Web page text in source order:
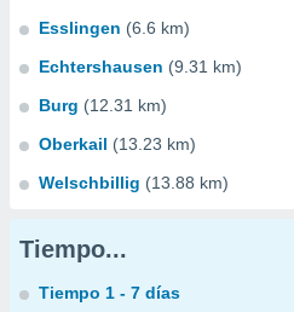
Esslingen (6.6 km)
Echtershausen (9.31 km)
Burg (12.31 km)
Oberkail (13.23 km)
Welschbillig (13.88 km)
Tiempo...
Tiempo 1 - 7 días